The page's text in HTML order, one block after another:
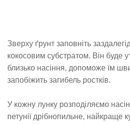
Зверху ґрунт заповніть
кокосовим субстратом. Він буде
близько насіння, допоможе їм
запобіжить загибель ростків.
У кожну лунку розподіляємо
петунії дрібнопильне, найкраще